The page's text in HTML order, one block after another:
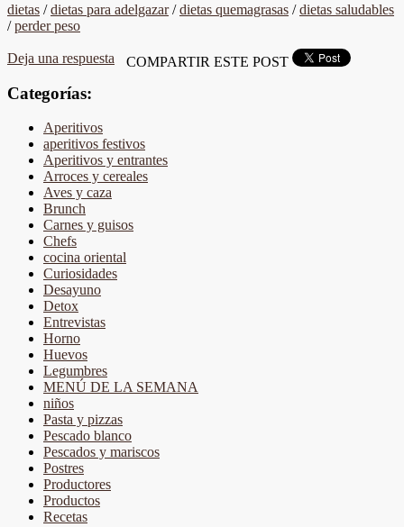
dietas /dietas para adelgazar/dietas quemagrasas /dietas saludables
/perder peso
Deja una respuesta COMPARTIR ESTE POST
Categorías:
Aperitivos
aperitivos festivos
Aperitivos y entrantes
Arroces y cereales
Aves y caza
Brunch
Carnes y guisos
Chefs
cocina oriental
Curiosidades
Desayuno
Detox
Entrevistas
Horno
Huevos
Legumbres
MENÚ DE LA SEMANA
niños
Pasta y pizzas
Pescado blanco
Pescados y mariscos
Postres
Productores
Productos
Recetas